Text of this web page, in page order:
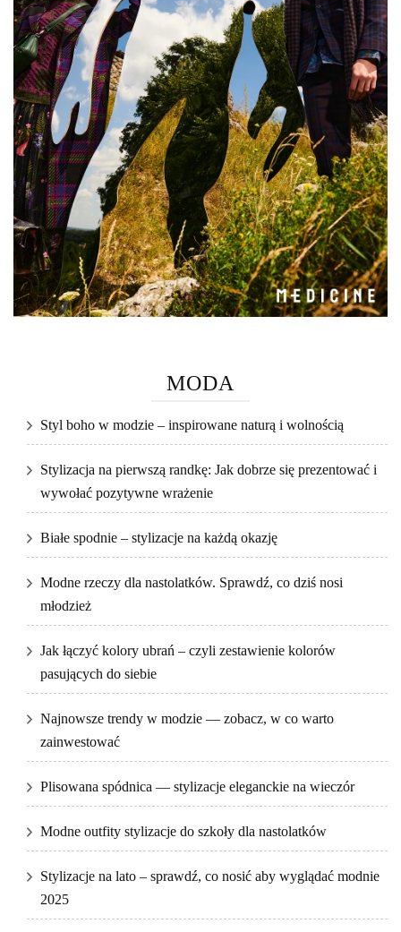
MODA
Styl boho w modzie – inspirowane naturą i wolnością
Stylizacja na pierwszą randkę: Jak dobrze się prezentować i
wywołać pozytywne wrażenie
Białe spodnie – stylizacje na każdą okazję
Modne rzeczy dla nastolatków. Sprawdź, co dziś nosi
młodzież
Jak łączyć kolory ubrań – czyli zestawienie kolorów
pasujących do siebie
Najnowsze trendy w modzie — zobacz, w co warto
zainwestować
Plisowana spódnica — stylizacje eleganckie na wieczór
Modne outfity stylizacje do szkoły dla nastolatków
Stylizacje na lato – sprawdź, co nosić aby wyglądać modnie
2025